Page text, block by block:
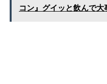
コン』グイッと飲んで大